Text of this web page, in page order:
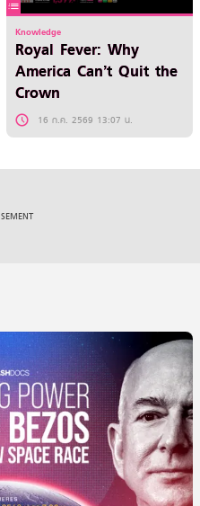
Knowledge
Royal Fever: Why
America Can’t Quit the
Crown
16 ก.ค. 2569 13:07 น.